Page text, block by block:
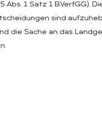
Abs. 1 Satz 1 BVerfGG).
sind
die Sache an das